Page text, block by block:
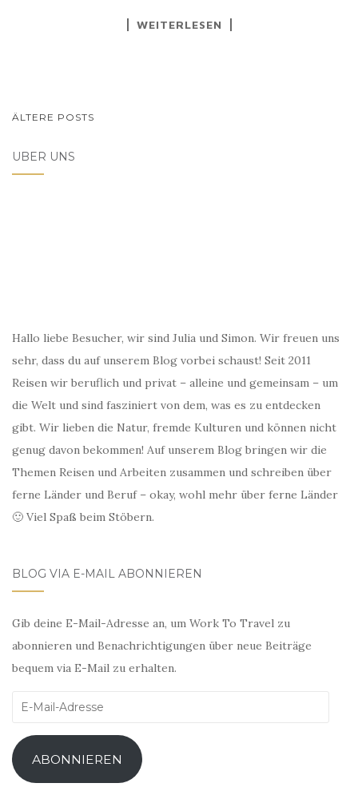
WEITERLESEN
BEITRAGSNAVIGATION
ÄLTERE POSTS
ÜBER UNS
Hallo liebe Besucher, wir sind Julia und Simon. Wir freuen uns
sehr, dass du auf unserem Blog vorbei schaust! Seit 2011
Reisen wir beruflich und privat – alleine und gemeinsam – um
die Welt und sind fasziniert von dem, was es zu entdecken
gibt. Wir lieben die Natur, fremde Kulturen und können nicht
genug davon bekommen! Auf unserem Blog bringen wir die
Themen Reisen und Arbeiten zusammen und schreiben über
ferne Länder und Beruf – okay, wohl mehr über ferne Länder
🙂 Viel Spaß beim Stöbern.
BLOG VIA E-MAIL ABONNIEREN
Gib deine E-Mail-Adresse an, um Work To Travel zu
abonnieren und Benachrichtigungen über neue Beiträge
bequem via E-Mail zu erhalten.
E-
Adresse
ABONNIEREN